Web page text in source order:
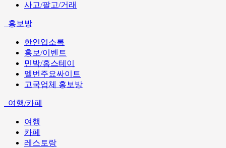
사고/팔고/거래
홍보방
한인업소록
홍보/이벤트
민박/홈스테이
멜번주요싸이트
고국업체 홍보방
여행/카페
여행
카페
레스토랑